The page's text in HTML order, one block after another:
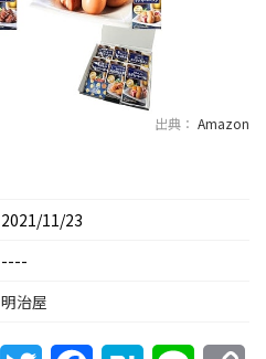
出典： Amazon
2021/11/23
----
明治屋